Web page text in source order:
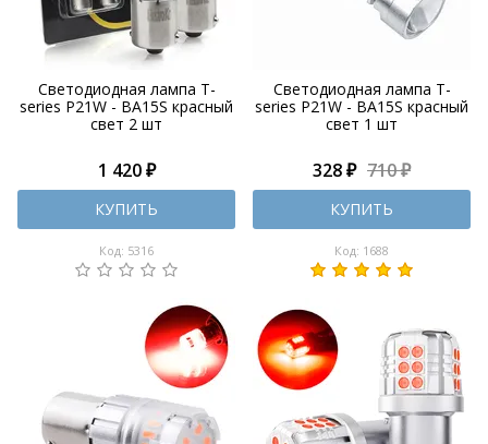
Светодиодная лампа T-
series P21W - BA15S красный
свет 2 шт
1 420 ₽
КУПИТЬ
Код: 5316
Светодиодная лампа T-
series P21W - BA15S красный
свет 1 шт
328 ₽ 710 ₽
КУПИТЬ
Код: 1688